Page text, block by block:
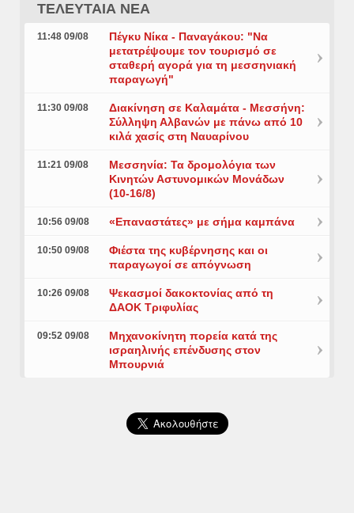
ΤΕΛΕΥΤΑΙΑ ΝΕΑ
11:48 09/08
Πέγκυ Νίκα - Παναγάκου: "Να
μετατρέψουμε τον τουρισμό σε
σταθερή αγορά για τη μεσσηνιακή
παραγωγή"
11:30 09/08
Διακίνηση σε Καλαμάτα - Μεσσήνη:
Σύλληψη Αλβανών με πάνω από 10
κιλά χασίς στη Ναυαρίνου
11:21 09/08
Μεσσηνία: Τα δρομολόγια των
Κινητών Αστυνομικών Μονάδων
(10-16/8)
10:56 09/08 «Επαναστάτες» με σήμα καμπάνα
10:50 09/08
Φιέστα της κυβέρνησης και οι
παραγωγοί σε απόγνωση
10:26 09/08
Ψεκασμοί δακοκτονίας από τη
ΔΑΟΚ Τριφυλίας
09:52 09/08
Μηχανοκίνητη πορεία κατά της
ισραηλινής επένδυσης στον
Μπουρνιά